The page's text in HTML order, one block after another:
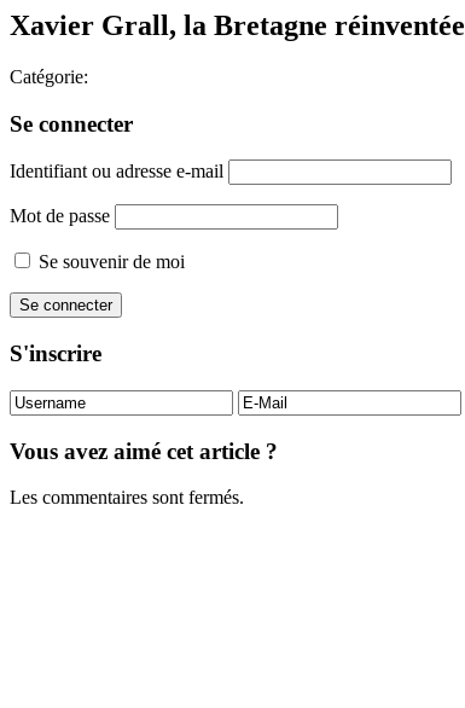
Xavier Grall, la Bretagne réinventée
Catégorie:
Se connecter
Identifiant ou adresse e-mail
Mot de passe
Se souvenir de moi
S'inscrire
Vous avez aimé cet article ?
Les commentaires sont fermés.